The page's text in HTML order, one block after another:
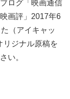
ログ「映画通信
画評」2017年6
（アイキャッ
リジナル原稿を
い。